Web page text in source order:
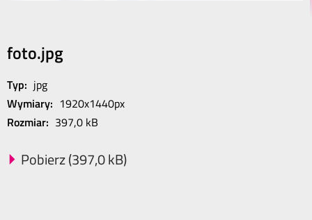
foto.jpg
Typ: jpg
Wymiary: 1920x1440px
Rozmiar: 397,0 kB
Pobierz (397,0 kB)